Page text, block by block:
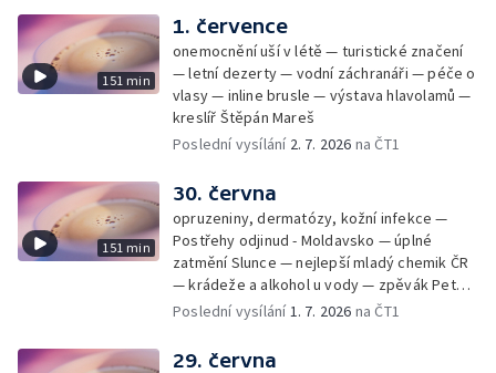
151 min
1. července
onemocnění uší v létě — turistické značení
— letní dezerty — vodní záchranáři — péče o
vlasy — inline brusle — výstava hlavolamů —
kreslíř Štěpán Mareš
Poslední vysílání 2. 7. 2026 na ČT1
151 min
30. června
opruzeniny, dermatózy, kožní infekce —
Postřehy odjinud - Moldavsko — úplné
zatmění Slunce — nejlepší mladý chemik ČR
— krádeže a alkohol u vody — zpěvák Peter
Cmorik
Poslední vysílání 1. 7. 2026 na ČT1
29. června